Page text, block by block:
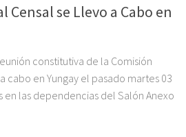
Censal se Llevo a Cabo en
constitutiva de la Comisión
cabo en Yungay el pasado martes 03
en las dependencias del Salón Anexo